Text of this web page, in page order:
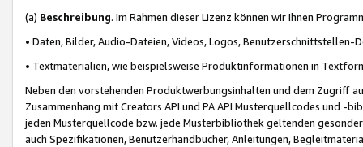
(a) Beschreibung. Im Rahmen dieser Lizenz können wir Ihnen
• Daten, Bilder, Audio-Dateien, Videos, Logos, Benutzerschnittstellen-
• Textmaterialien, wie beispielsweise Produktinformationen in
Neben den vorstehenden Produktwerbungsinhalten und dem Zugriff
Zusammenhang mit Creators API und PA API Musterquellcodes und
jeden Musterquellcode bzw. jede Musterbibliothek geltenden
auch Spezifikationen, Benutzerhandbücher, Anleitungen,